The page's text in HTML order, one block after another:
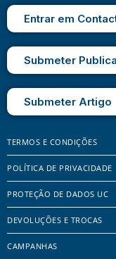
Entrar em
Submeter
Submeter Artigo
TERMOS E CONDIÇÕES
POLÍTICA DE PRIVACIDADE
PROTEÇÃO DE DADOS UC
DEVOLUÇÕES E TROCAS
CAMPANHAS